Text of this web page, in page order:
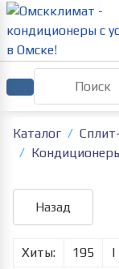
Каталог
Хиты: 195 |